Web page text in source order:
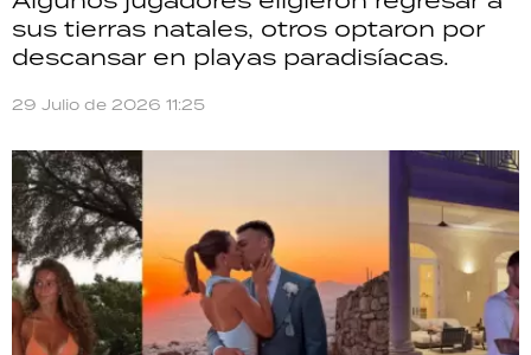
sus tierras natales, otros optaron por
descansar en playas paradisíacas.
29 Julio de 2026 11:25